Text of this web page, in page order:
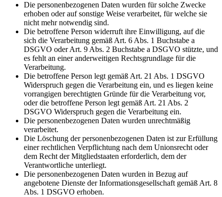
Die personenbezogenen Daten wurden für solche Zwecke
erhoben oder auf sonstige Weise verarbeitet, für welche sie
nicht mehr notwendig sind.
Die betroffene Person widerruft ihre Einwilligung, auf die
sich die Verarbeitung gemäß Art. 6 Abs. 1 Buchstabe a
DSGVO oder Art. 9 Abs. 2 Buchstabe a DSGVO stützte, und
es fehlt an einer anderweitigen Rechtsgrundlage für die
Verarbeitung.
Die betroffene Person legt gemäß Art. 21 Abs. 1 DSGVO
Widerspruch gegen die Verarbeitung ein, und es liegen keine
vorrangigen berechtigten Gründe für die Verarbeitung vor,
oder die betroffene Person legt gemäß Art. 21 Abs. 2
DSGVO Widerspruch gegen die Verarbeitung ein.
Die personenbezogenen Daten wurden unrechtmäßig
verarbeitet.
Die Löschung der personenbezogenen Daten ist zur Erfüllung
einer rechtlichen Verpflichtung nach dem Unionsrecht oder
dem Recht der Mitgliedstaaten erforderlich, dem der
Verantwortliche unterliegt.
Die personenbezogenen Daten wurden in Bezug auf
angebotene Dienste der Informationsgesellschaft gemäß Art. 8
Abs. 1 DSGVO erhoben.